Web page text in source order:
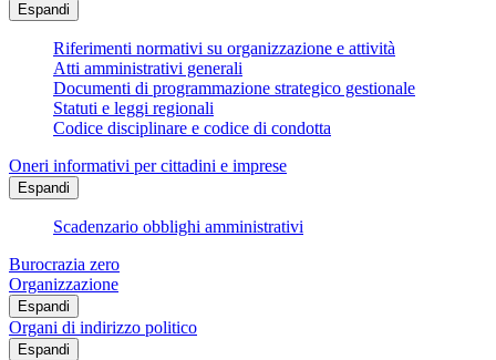
Espandi
Riferimenti normativi su organizzazione e attività
Atti amministrativi generali
Documenti di programmazione strategico gestionale
Statuti e leggi regionali
Codice disciplinare e codice di condotta
Oneri informativi per cittadini e imprese
Espandi
Scadenzario obblighi amministrativi
Burocrazia zero
Organizzazione
Espandi
Organi di indirizzo politico
Espandi